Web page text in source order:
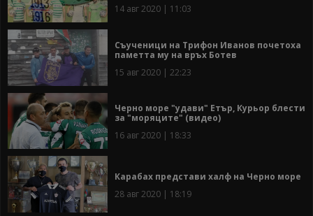
14 авг 2020 | 11:03
Съученици на Трифон Иванов почетоха
паметта му на връх Ботев
15 авг 2020 | 22:23
Черно море "удави" Етър, Курьор блести
за "моряците" (видео)
16 авг 2020 | 18:33
Карабах представи халф на Черно море
28 авг 2020 | 18:19